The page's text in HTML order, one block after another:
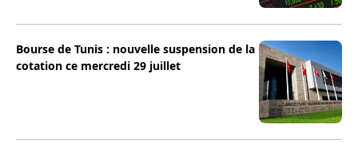
Bourse de Tunis : nouvelle suspension de la
cotation ce mercredi 29 juillet